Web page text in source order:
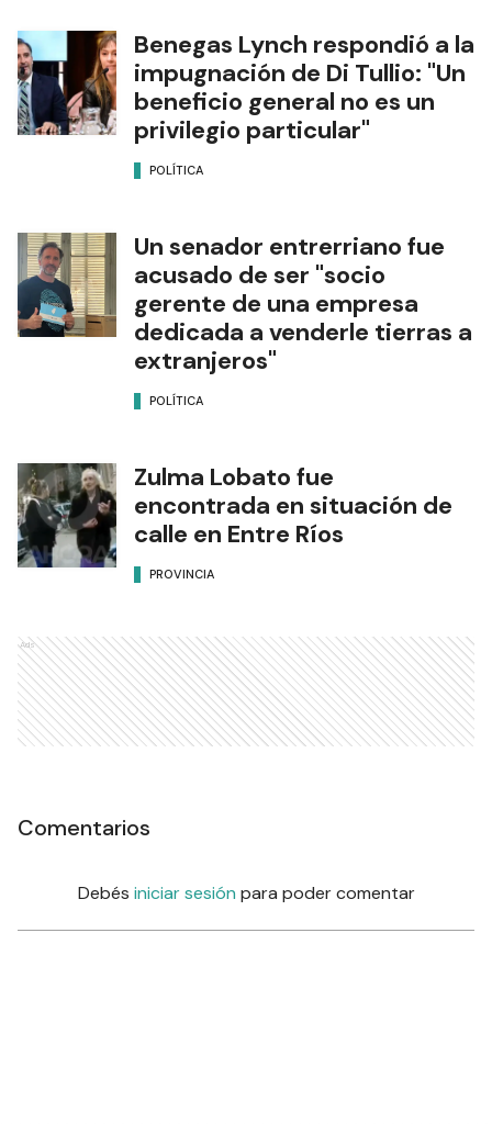
Benegas Lynch respondió a la
impugnación de Di Tullio: "Un
beneficio general no es un
privilegio particular"
POLÍTICA
Un senador entrerriano fue
acusado de ser "socio
gerente de una empresa
dedicada a venderle tierras a
extranjeros"
POLÍTICA
Zulma Lobato fue
encontrada en situación de
calle en Entre Ríos
PROVINCIA
Ads
Comentarios
Debés iniciar sesión para poder comentar